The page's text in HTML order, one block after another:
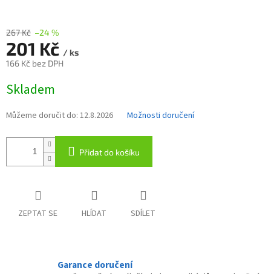
267 Kč –24 %
201 Kč / ks
166 Kč bez DPH
cena:
Skladem
Můžeme doručit do: 12.8.2026 Možnosti doručení
Přidat do košíku
ZEPTAT SE HLÍDAT SDÍLET
Garance doručení